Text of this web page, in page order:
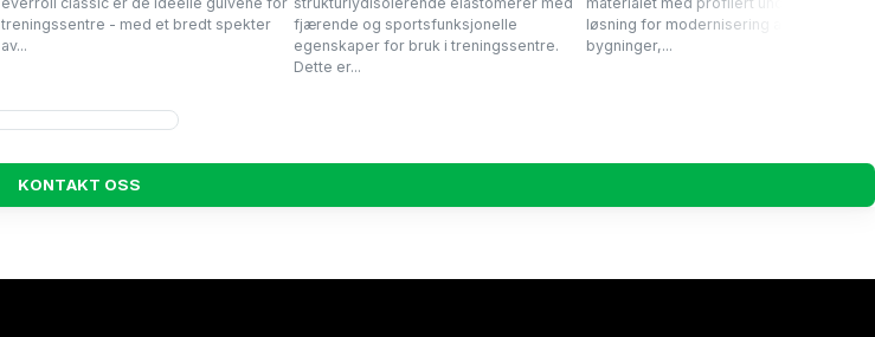
treningssentre - med et bredt spekter
av...
fjærende og sportsfunksjonelle
egenskaper for bruk i treningssentre.
Dette er...
løsning for modernisering av gamle
bygninger,...
KONTAKT OSS